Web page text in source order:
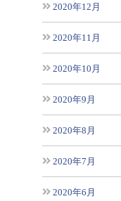
2020年12月
2020年11月
2020年10月
2020年9月
2020年8月
2020年7月
2020年6月